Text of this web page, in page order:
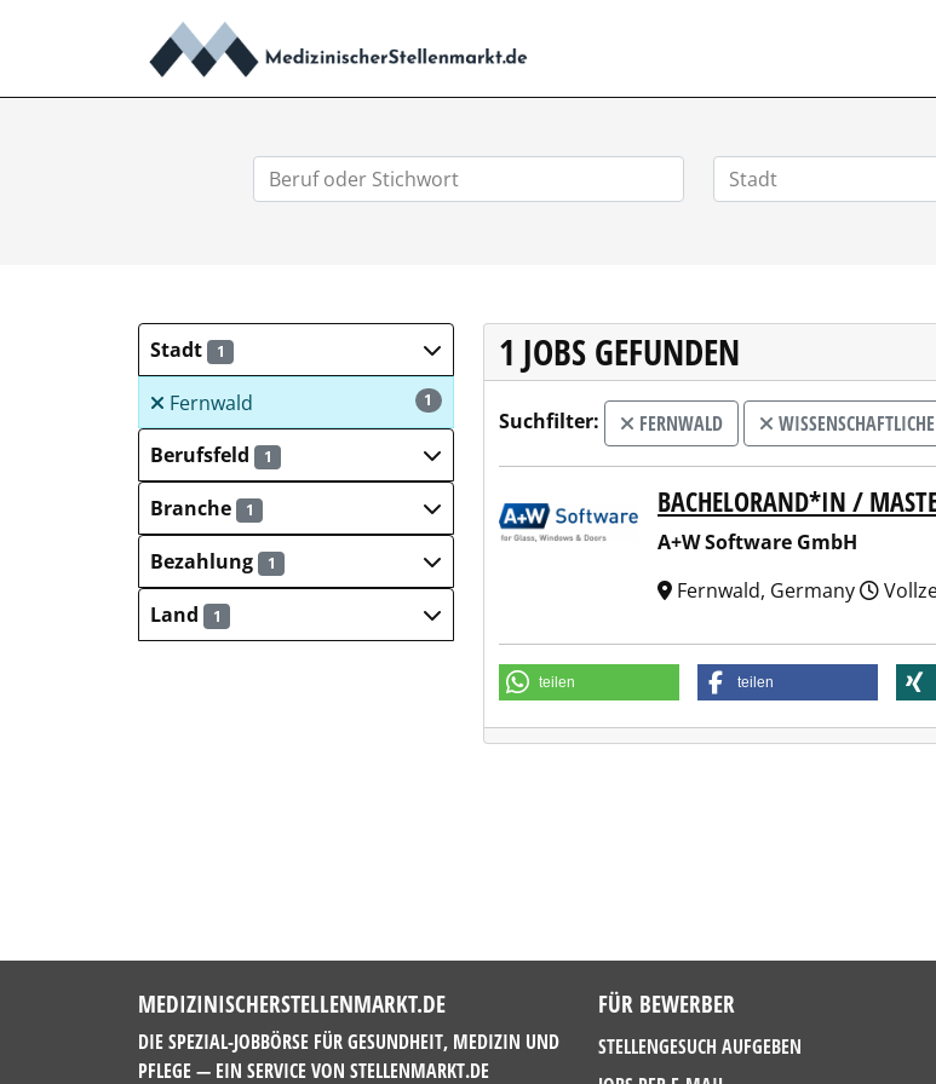
Stadt 1
1
Fernwald
Berufsfeld
1
Branche 1
Bezahlung 1
Land 1
1 JOBS GEFUNDEN
Suchfilter: FERNWALD
A+W Software GmbHBACHELORAND*IN /
A+W Software GmbH
Fernwald, Germany
teilen teilen
MEDIZINISCHERSTELLENMARKT.DE
DIE SPEZIAL-JOBBÖRSE FÜR GESUNDHEIT, MEDIZIN UND
PFLEGE — EIN SERVICE VON STELLENMARKT.DE
FÜR BEWERBER
STELLENGESUCH AUFGEBEN